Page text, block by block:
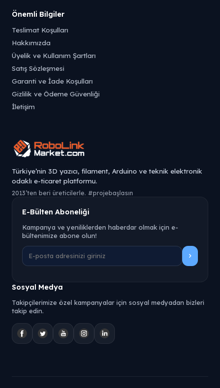
Önemli Bilgiler
Teslimat Koşulları
Hakkımızda
Üyelik ve Kullanım Şartları
Satış Sözleşmesi
Garanti ve İade Koşulları
Gizlilik ve Ödeme Güvenliği
İletişim
Türkiye’nin 3D yazıcı, filament, Arduino ve teknik elektronik
odaklı e-ticaret platformu.
2013’ten beri üreticilerle. #projebaşlasın
E-Bülten Aboneliği
Kampanya ve yeniliklerden haberdar olmak için e-
bültenimize abone olun!
Sosyal Medya
Takipçilerimize özel kampanyalar için sosyal medyadan bizleri
takip edin.